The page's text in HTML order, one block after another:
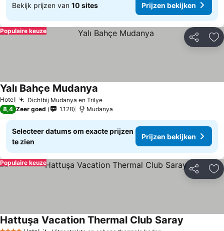
Bekijk prijzen van 10 sites Prijzen bekijken
Delen
Populaire keuze
Hotel Dichtbij Mudanya en Trilye
Yalı Bahçe Mudanya
8,4 Zeer goed 1.128 Mudanya
Selecteer datums om exacte prijzen
te zien
Prijzen bekijken
Delen
Populaire keuze
Hattuşa Vacation Thermal Club Saray